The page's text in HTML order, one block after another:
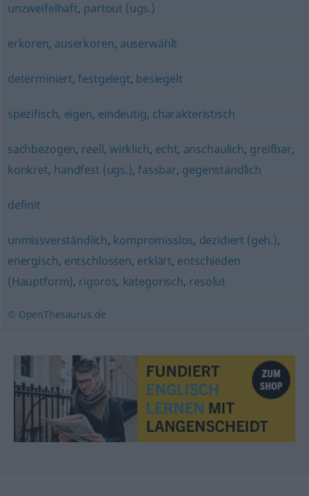
unzweifelhaft, partout (ugs.)
erkoren, auserkoren, auserwählt
determiniert,festgelegt, besiegelt
spezifisch, eigen, eindeutig, charakteristisch
sachbezogen, reell, wirklich, echt, anschaulich, greifbar,
konkret, handfest (ugs.),fassbar, gegenständlich
definit
unmissverständlich, kompromisslos, dezidiert (geh.),
energisch, entschlossen, erklärt, entschieden
(Hauptform), rigoros, kategorisch, resolut
© OpenThesaurus.de